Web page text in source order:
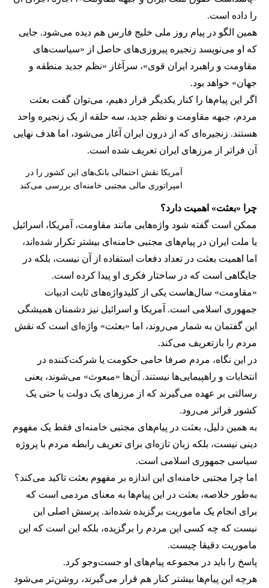
را داده است.
همین الگو در پیام روز ملی خلیج فارس هم دیده می‌شود. جایی
که او می‌نویسد زنجیره پیروزی‌های حاصل از «سیاست‌های
مقاومت و راهبرد ایران قوی»، سرآغاز «نظم جدید منطقه و
جهان» خواهد بود.
اگر این پیام‌ها را کنار یکدیگر قرار دهیم، می‌توان گفت بعثت
مردم، جبهه مقاومت و نظم جدید، سه حلقه از یک زنجیره واحد
هستند. زنجیره‌ای که از درون ایران آغاز می‌شود، اما هدف نهایی
آن فراتر از مرزهای ایران تعریف شده است.
آمریکا نقش احتمالی بانک‌های این کشور را در
امپراتوری مالی مجتبی خامنه‌ای بررسی می‌کند
چرا «بعثت» اهمیت دارد؟
ممکن است گفته شود واژه‌هایی مانند مقاومت، آمریکا، اسرائیل
یا ملت ایران در پیام‌های مجتبی خامنه‌ای بیشتر تکرار شده‌اند،
اما اهمیت بعثت در تعداد دفعات استفاده از آن نیست، بلکه در
جایگاهی است که در ساختار فکری او پیدا کرده است.
«مقاومت» سال‌هاست یکی از کلیدواژه‌های ثابت ادبیات
جمهوری اسلامی است. آمریکا و اسرائیل نیز دشمنان همیشگی
این گفتمان به شمار می‌روند، اما «بعثت» واژه‌ای است که نقش
مردم را بازتعریف می‌کند.
در این نگاه، مردم صرفا حامی حکومت یا شرکت‌کننده در
انتخابات و راهپیمایی‌ها نیستند. آن‌ها «مبعوث» می‌شوند، یعنی
رسالتی بر عهده می‌گیرند که از مرزهای یک دولت یا حتی یک
کشور فراتر می‌رود.
به همین دلیل، بعثت در پیام‌های مجتبی خامنه‌ای فقط یک مفهوم
دینی نیست، بلکه زبان تازه‌ای برای تعریف رابطه مردم با پروژه
سیاسی جمهوری اسلامی است.
اما چرا مجتبی خامنه‌ای این اندازه بر مفهوم بعثت تاکید می‌کند؟
به‌طور خلاصه، بعثت در این پیام‌ها به معنای مردمی است که
برای انجام یک ماموریت برگزیده شده‌اند. پرسش اصلی این
نیست که چه کسی این مردم را برگزیده، بلکه این است که این
ماموریت دقیقا چیست.
پاسخ را باید در مجموعه پیام‌های او جست‌وجو کرد.
هرچه این پیام‌ها بیشتر کنار هم قرار می‌گیرند، روشن‌تر می‌شود